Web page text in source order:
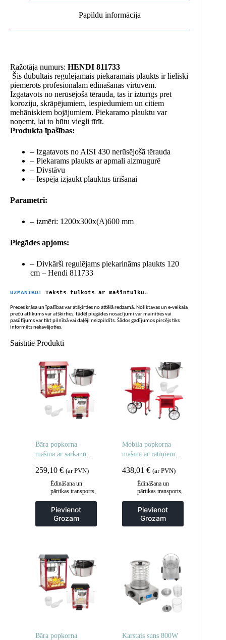
Papildu informācija
Ražotāja numurs: HENDI 811733
Šis dubultais regulējamais piekaramais plaukts ir lieliski
piemērots profesionālām ēdināšanas virtuvēm.
Izgatavots no nerūsējošā tērauda, ​​tas ir izturīgs pret
koroziju, skrāpējumiem, iespiedumiem un citiem
mehāniskiem bojājumiem. Piekaramo plauktu var
noņemt, lai to būtu viegli tīrīt.
Produkta īpašības:
– Izgatavots no AISI 430 nerūsējošā tērauda
– Piekarams plaukts ar apmali aizmugurē
– Divstāvu
– Iespēja izjaukt plauktus tīrīšanai
Parametri:
– izmēri: 1200x300x(A)600 mm
Piegādes apjoms:
– Divkārši regulējams piekarināms plaukts 120
cm – Hendi 811733
UZMANĪBU! Teksts tulkots ar mašīntulku.
Preces krāsa un īpašības var atšķirties no attēlā redzamā. Noliktavas un e-veikala
preču atlikums var atšķirties, tādēļ piegādes nosacījumi var mainīties vai
pasūtījums var tikt pilnībā vai daļēji neizpildīts. Šādos gadījumos pircējs tiks
informēts nekavējoties.
Saistītie Produkti
Bāra popkorna
mašīna ar sarkanu
259,10 € (ar PVN)
Ēdināšana un
pārtikas transports,
Popkorna mašīnas
Pievienot
Grozam
Mobila popkorna
mašīna ar ratiņiem uz
438,01€ (ar PVN)
Ēdināšana un
pārtikas transports,
Popkorna mašīnas
Pievienot
Grozam
Bāra popkorna
Karstais suns 800W